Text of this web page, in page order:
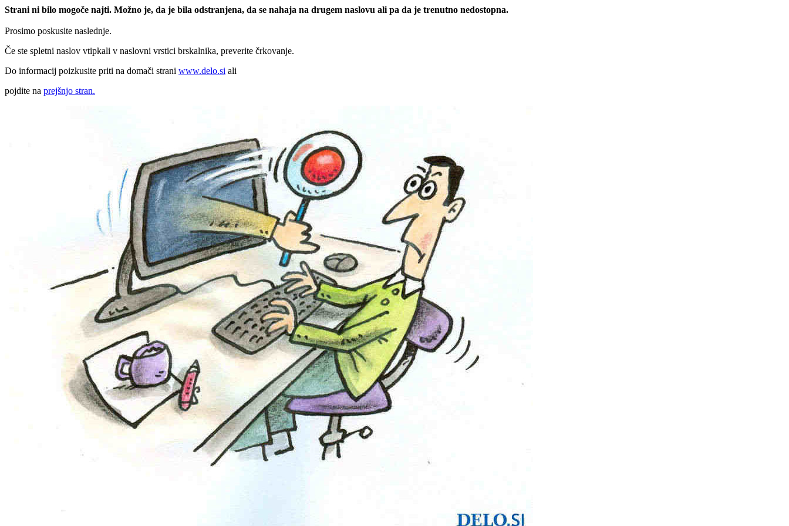
Strani ni bilo mogoče najti. Možno je, da je bila odstranjena, da se nahaja na drugem naslovu ali pa da je trenutno nedostopna.
Prosimo poskusite naslednje.
Če ste spletni naslov vtipkali v naslovni vrstici brskalnika, preverite črkovanje.
Do informacij poizkusite priti na domači strani www.delo.si ali
pojdite na prejšnjo stran.